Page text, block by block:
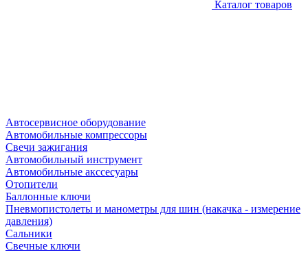
Каталог товаров
Автосервисное оборудование
Автомобильные компрессоры
Свечи зажигания
Автомобильный инструмент
Автомобильные акссесуары
Отопители
Баллонные ключи
Пневмопистолеты и манометры для шин (накачка - измерение
давления)
Сальники
Свечные ключи